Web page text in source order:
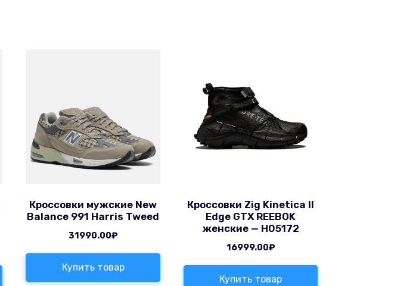
Кроссовки мужские New
Balance 991 Harris Tweed
31990.00₽
Купить товар
Кроссовки Zig Kinetica II
Edge GTX REEBOK
женские — H05172
16999.00₽
Купить товар